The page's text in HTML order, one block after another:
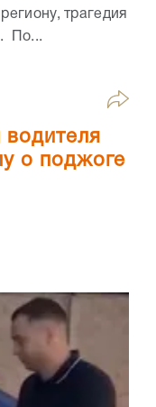
трагедия
По...
о поджоге